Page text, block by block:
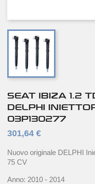
SEAT IBIZA 1.2
DELPHI
03P130277
301,64 €
Nuovo originale DELPHI
75 CV
Anno: 2010 - 2014